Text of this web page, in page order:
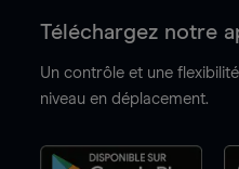
Téléchargez notre
Un contrôle et une
niveau en déplacement.